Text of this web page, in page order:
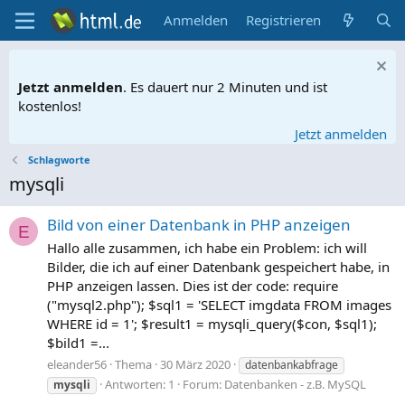
Anmelden Registrieren
Jetzt anmelden. Es dauert nur 2 Minuten und ist
kostenlos!
Jetzt anmelden
Schlagworte
mysqli
E Bild von einer Datenbank in PHP anzeigen
Hallo alle zusammen, ich habe ein Problem: ich will
Bilder, die ich auf einer Datenbank gespeichert habe, in
PHP anzeigen lassen. Dies ist der code: require
("mysql2.php"); $sql1 = 'SELECT imgdata FROM images
WHERE id = 1'; $result1 = mysqli_query($con, $sql1);
$bild1 =...
eleander56 Thema 30 März 2020
datenbankabfrage
mysqli
Antworten: 1 Forum: Datenbanken - z.B. MySQL